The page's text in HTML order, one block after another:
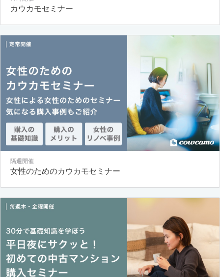
カウカモセミナー
隔週開催
女性のためのカウカモセミナー